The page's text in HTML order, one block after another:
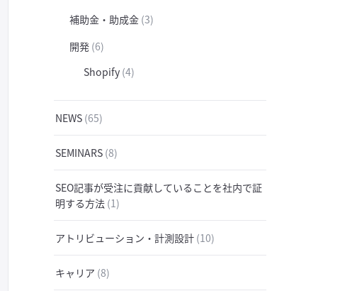
補助金・助成金 (3)
開発 (6)
Shopify (4)
NEWS (65)
SEMINARS (8)
SEO記事が受注に貢献していることを社内で証
明する方法 (1)
アトリビューション・計測設計 (10)
キャリア (8)